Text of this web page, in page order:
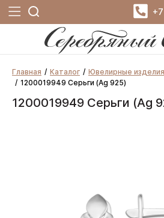
Главная Каталог Ювелирные изделия
1200019949 Серьги (Ag 925)
1200019949 Серьги (Ag